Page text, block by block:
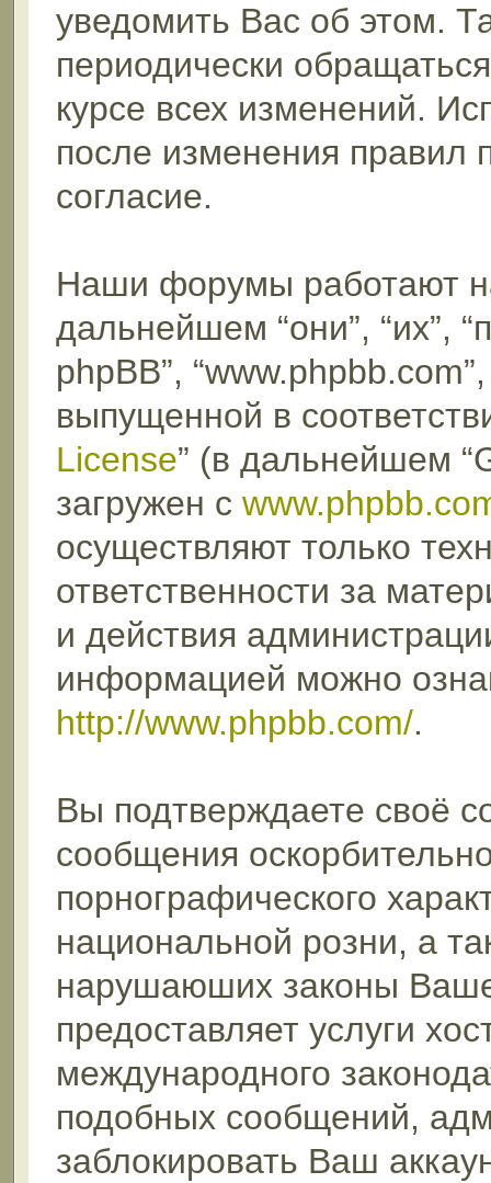
уведомить Вас об этом.
периодически
курсе всех изменений.
после изменения правил
согласие.
Наши форумы работают
дальнейшем “они”, “их”,
phpBB”,
выпущенной в
License” (в дальнейшем
загружен с
осуществляют только
ответственности за
и действия
информацией можно
http://www.phpbb.com/.
Вы подтверждаете своё
сообщения
порнографического
национальной розни, а
нарушаюших законы
предоставляет услуги
международного
подобных сообщений,
заблокировать Ваш